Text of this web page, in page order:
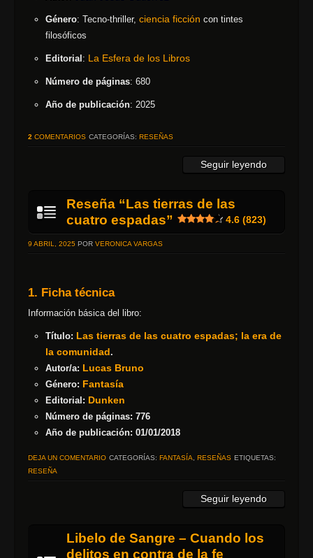
Género: Tecno-thriller, ciencia ficción con tintes
filosóficos
Editorial : La Esfera de los Libros
Número de páginas: 680
Año de publicación: 2025
Seguir leyendo
2 COMENTARIOS CATEGORÍAS: RESEÑAS
Reseña “Las tierras de las
cuatro espadas”
4.6 (823)
9 ABRIL, 2025 POR VERONICA VARGAS
1. Ficha técnica
Información básica del libro:
Título: Las tierras de las cuatro espadas; la era de
la comunidad.
Autor/a: Lucas Bruno
Género: Fantasía
Editorial: Dunken
Número de páginas: 776
Año de publicación: 01/01/2018
Seguir leyendo
DEJA UN COMENTARIO CATEGORÍAS: FANTASÍA RESEÑAS ETIQUETAS:
RESEÑA
Libelo de Sangre – Cuando los
delitos en contra de la fe